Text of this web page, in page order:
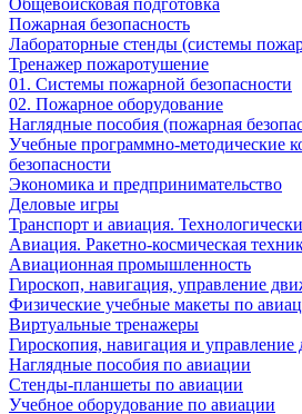
Общевойсковая подготовка
Пожарная безопасность
Лабораторные стенды (системы
Тренажер пожаротушение
01. Системы пожарной безопасности
02. Пожарное оборудование
Наглядные пособия (пожарная
Учебные программно-методические
безопасности
Экономика и предпринимательство
Деловые игры
Транспорт и авиация.
Авиация. Ракетно-космическая
Авиационная промышленность
Гироскоп, навигация, управление
Физические учебные макеты по
Виртуальные тренажеры
Гироскопия, навигация и
Наглядные пособия по авиации
Стенды-планшеты по авиации
Учебное оборудование по авиации